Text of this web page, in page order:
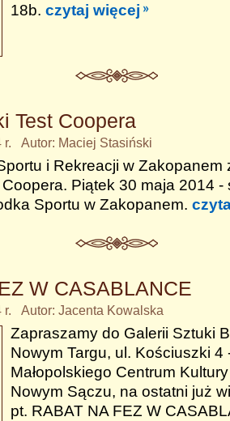
18b. czytaj więcej
Test Coopera
r. Autor: Maciej Stasiński
i Rekreacji w Zakopanem
Piątek 30 maja 2014 -
Sportu w Zakopanem.
W CASABLANCE
r. Autor: Jacenta Kowalska
Zapraszamy do Galerii Sztuki
Nowym Targu, ul. Kościuszki 4
Małopolskiego Centrum
Nowym Sączu, na ostatni już
pt. RABAT NA FEZ W